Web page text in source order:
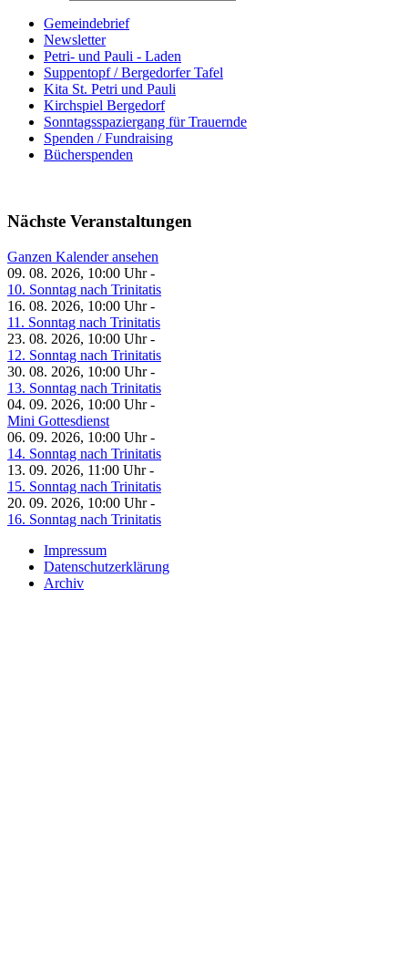
Gemeindebrief
Newsletter
Petri- und Pauli - Laden
Suppentopf / Bergedorfer Tafel
Kita St. Petri und Pauli
Kirchspiel Bergedorf
Sonntagsspaziergang für Trauernde
Spenden / Fundraising
Bücherspenden
Nächste Veranstaltungen
Ganzen Kalender ansehen
09. 08. 2026, 10:00 Uhr -
10. Sonntag nach Trinitatis
16. 08. 2026, 10:00 Uhr -
11. Sonntag nach Trinitatis
23. 08. 2026, 10:00 Uhr -
12. Sonntag nach Trinitatis
30. 08. 2026, 10:00 Uhr -
13. Sonntag nach Trinitatis
04. 09. 2026, 10:00 Uhr -
Mini Gottesdienst
06. 09. 2026, 10:00 Uhr -
14. Sonntag nach Trinitatis
13. 09. 2026, 11:00 Uhr -
15. Sonntag nach Trinitatis
20. 09. 2026, 10:00 Uhr -
16. Sonntag nach Trinitatis
Impressum
Datenschutzerklärung
Archiv